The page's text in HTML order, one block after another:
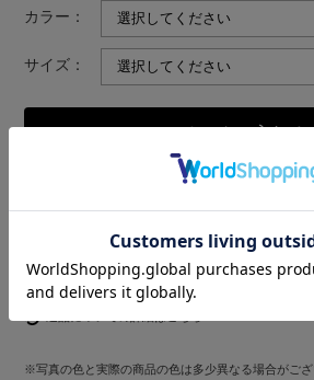
カラー：
サイズ：
※写真の色と実際の商品の色は多少異なる場合がござ